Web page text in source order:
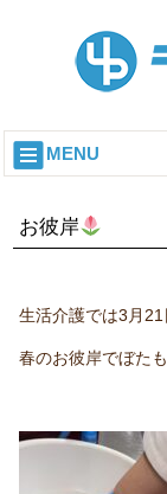
MENU
お彼岸
生活介護では3月
春のお彼岸でぼた